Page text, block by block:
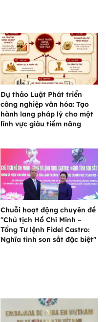
Dự thảo Luật Phát triển
công nghiệp văn hóa: Tạo
hành lang pháp lý cho một
lĩnh vực giàu tiềm năng
Chuỗi hoạt động chuyên đề
"Chủ tịch Hồ Chí Minh –
Tổng Tư lệnh Fidel Castro:
Nghĩa tình son sắt đặc biệt"